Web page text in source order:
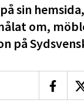
sin
om,
på
Dela